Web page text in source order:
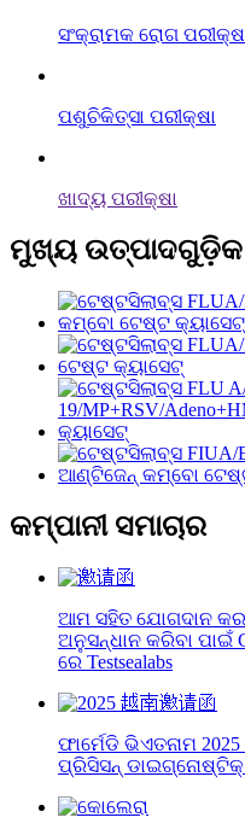
ସଂକ୍ରାମକ ରୋଗ
ପଶୁଚିକିତ୍ସା ପରୀକ୍ଷା
ଖାଦ୍ୟ ପରୀକ୍ଷା
ମୁଖ୍ୟ ଉତ୍ପାଦଗୁଡ଼ିକ
କମ୍ପାନୀ ସମାଚାର
ଆମ ସହିତ ଯୋଗଦାନ
ଅନୁସନ୍ଧାନ କରିବା ପାଇଁ
ରେ Testsealabs
ଫାର୍ମେଡି ଭିଏତନାମ
ପ୍ରିସିସନ୍